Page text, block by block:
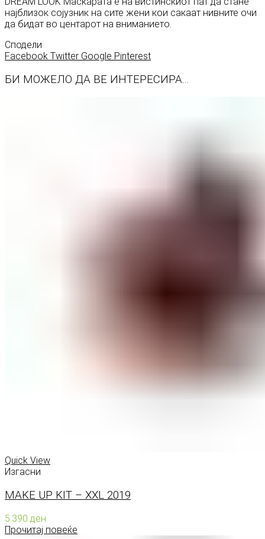
најблизок сојузник на сите жени кои сакаат нивните очи
да бидат во центарот на вниманието.
Сподели
Facebook Twitter Google Pinterest
БИ МОЖЕЛО ДА ВЕ ИНТЕРЕСИРА...
Quick View
Изгасни
MAKE UP KIT – XXL 2019
5.390 ден
Прочитај повеќе